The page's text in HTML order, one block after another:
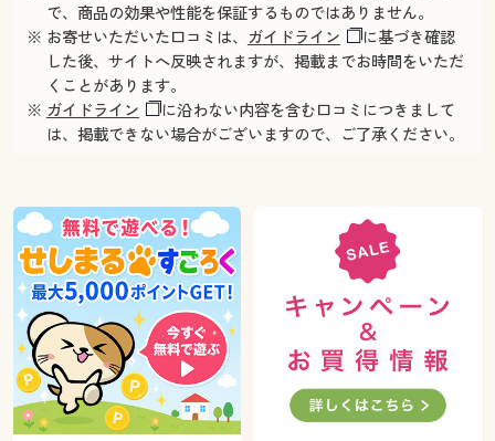
で、商品の効果や性能を保証するものではありません。
※ お寄せいただいた口コミは、 ガイドライン
に基づき確認
した後、サイトへ反映されますが、掲載までお時間をいただ
くことがあります。
※ ガイドライン
に沿わない内容を含む口コミにつきまして
は、掲載できない場合がございますので、ご了承ください。